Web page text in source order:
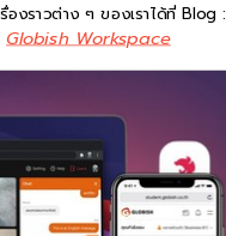
องราวต่าง ๆ ของเราได้ที่ Blog :
Globish Workspace